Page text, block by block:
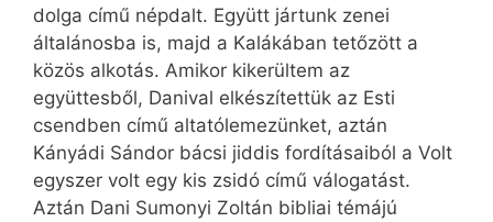
dolga című népdalt. Együtt jártunk zenei
általánosba is, majd a Kalákában tetőzött a
közös alkotás. Amikor kikerültem az
együttesből, Danival elkészítettük az Esti
csendben című altatólemezünket, aztán
Kányádi Sándor bácsi jiddis fordításaiból a Volt
egyszer volt egy kis zsidó című válogatást.
Aztán Dani Sumonyi Zoltán bibliai témájú